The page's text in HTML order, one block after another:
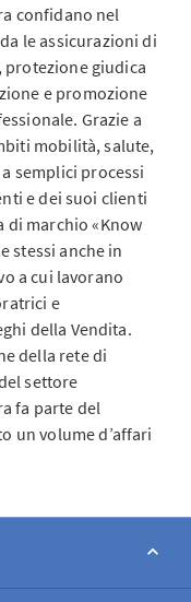
confidano nel
le assicurazioni di
protezione giudica
e promozione
Grazie a
mobilità, salute,
semplici processi
e dei suoi clienti
di marchio «Know
stessi anche in
a cui lavorano
e
della Vendita.
della rete di
settore
fa parte del
un volume d’affari